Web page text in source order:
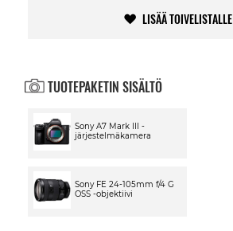
LISÄÄ TOIVELISTALLE
TUOTEPAKETIN SISÄLTÖ
Sony A7 Mark III -
järjestelmäkamera
Sony FE 24-105mm f/4 G
OSS -objektiivi